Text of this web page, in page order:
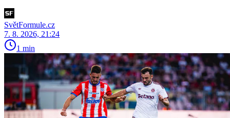
SvětFormule.cz
7. 8. 2026, 21:24
1 min